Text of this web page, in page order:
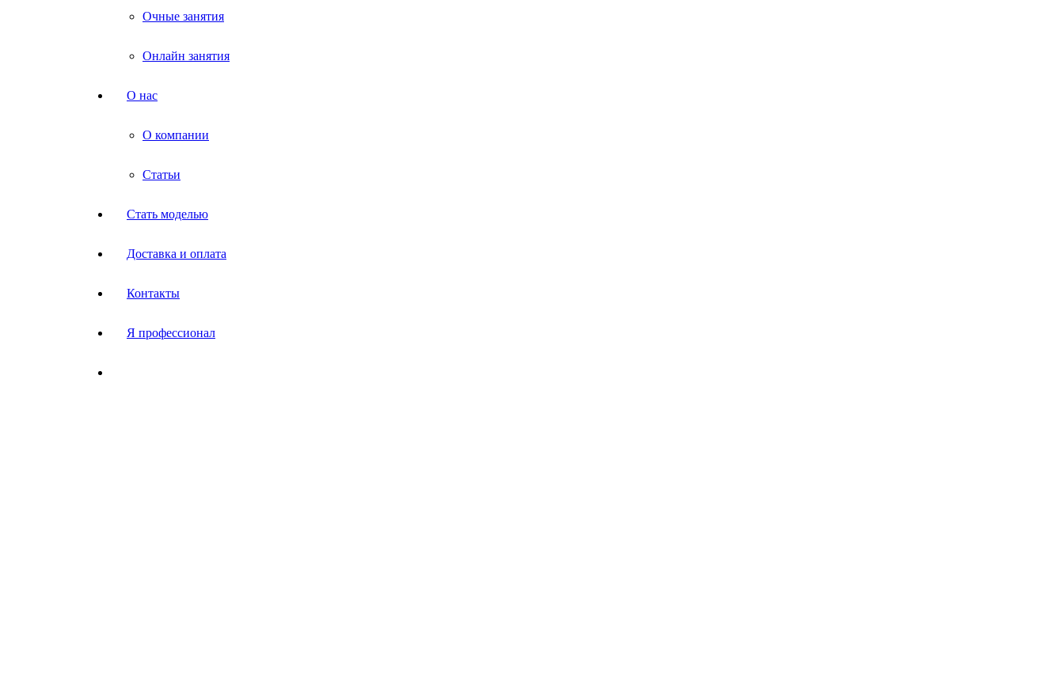
Очные занятия
Онлайн занятия
О нас
О компании
Статьи
Стать моделью
Доставка и оплата
Контакты
Я профессионал